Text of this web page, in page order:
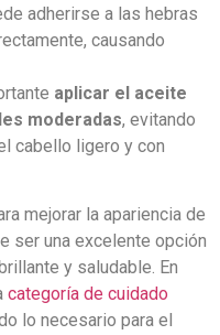
adherirse a las hebras
causando
aplicar el aceite
moderadas, evitando
cabello ligero y con
mejorar la apariencia de
ser una excelente opción
y saludable. En
categoría de cuidado
lo necesario para el